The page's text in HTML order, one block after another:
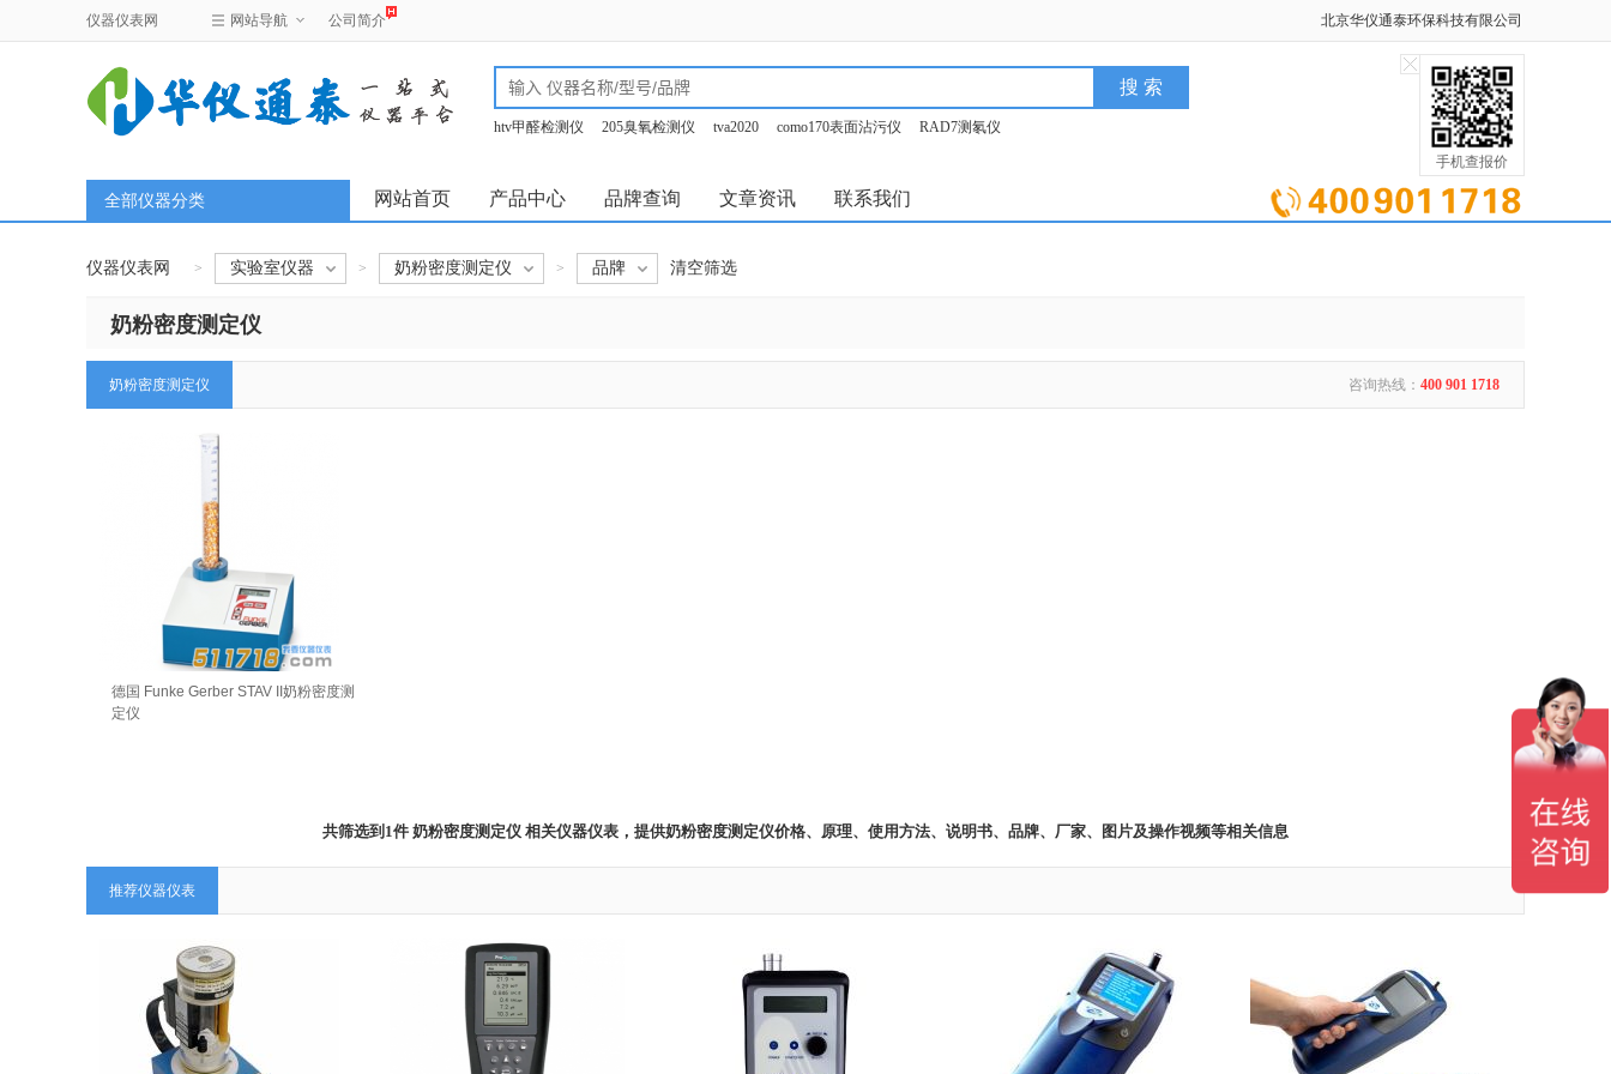
北京华仪通泰环保科技有限公司
仪器仪表网 网站导航 公司简介
htv甲醛检测仪 205臭氧检测仪 tva2020 como170表面沾污仪
RAD7测氡仪
手机查报价
网站首页 产品中心 品牌查询 文章资讯 联系我们
全部仪器分类
仪器仪表网 > 实验室仪器 > 奶粉密度测定仪 > 品牌 清空筛选
奶粉密度测定仪
咨询热线： 400 901 1718
奶粉密度测定仪
德国 Funke Gerber STAV II奶粉密度测
定仪
共筛选到1件 奶粉密度测定仪 相关仪器仪表，提供奶粉密度测定仪价格、原理、使用方法、说明书、品牌、厂家、图片及操作视频等相关信息
推荐仪器仪表